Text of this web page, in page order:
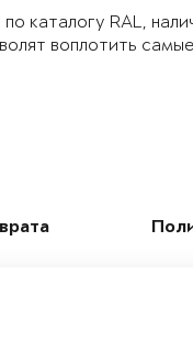
каталогу RAL,
воплотить